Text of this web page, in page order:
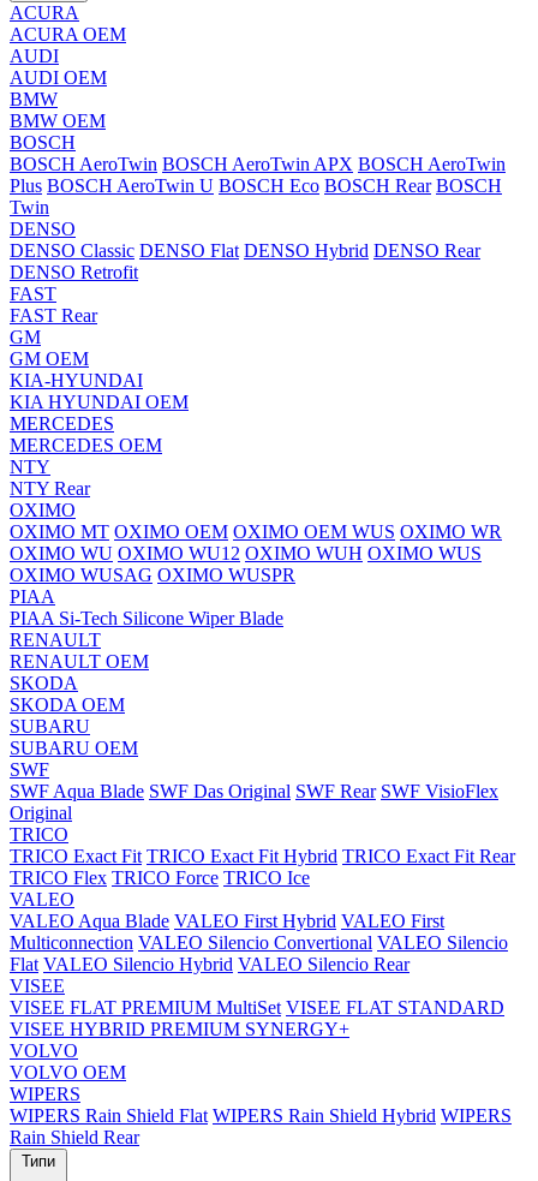
ACURA
ACURA OEM
AUDI
AUDI OEM
BMW
BMW OEM
BOSCH
BOSCH AeroTwin BOSCH AeroTwin APX BOSCH AeroTwin
Plus BOSCH AeroTwin U BOSCH Eco BOSCH Rear BOSCH
Twin
DENSO
DENSO Classic DENSO Flat DENSO Hybrid DENSO Rear
DENSO Retrofit
FAST
FAST Rear
GM
GM OEM
KIA-HYUNDAI
KIA HYUNDAI OEM
MERCEDES
MERCEDES OEM
NTY
NTY Rear
OXIMO
OXIMO MT OXIMO OEM OXIMO OEM WUS OXIMO WR
OXIMO WU OXIMO WU12 OXIMO WUH OXIMO WUS
OXIMO WUSAG OXIMO WUSPR
PIAA
PIAA Si-Tech Silicone Wiper Blade
RENAULT
RENAULT OEM
SKODA
SKODA OEM
SUBARU
SUBARU OEM
SWF
SWF Aqua Blade SWF Das Original SWF Rear SWF VisioFlex
Original
TRICO
TRICO Exact Fit TRICO Exact Fit Hybrid TRICO Exact Fit Rear
TRICO Flex TRICO Force TRICO Ice
VALEO
VALEO Aqua Blade VALEO First Hybrid VALEO First
Multiconnection VALEO Silencio Convertional VALEO Silencio
Flat VALEO Silencio Hybrid VALEO Silencio Rear
VISEE
VISEE FLAT PREMIUM MultiSet VISEE FLAT STANDARD
VISEE HYBRID PREMIUM SYNERGY+
VOLVO
VOLVO OEM
WIPERS
WIPERS Rain Shield Flat WIPERS Rain Shield Hybrid WIPERS
Rain Shield Rear
Типи